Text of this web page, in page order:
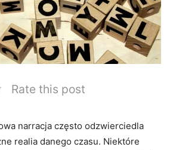
Rate this post
narracja często⁣ odzwierciedla
realia danego czasu. Niektóre